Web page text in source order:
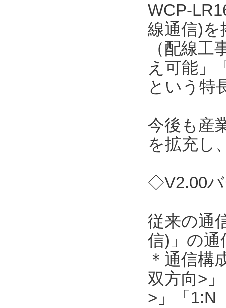
WCP-
線通信)を
（配線
え可能」
という特
今後も産
を拡充し
◇V2.00バ
従来の通
信)」の通
＊通信構
双方向>
>」「1:N